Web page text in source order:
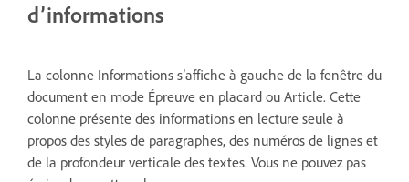
d’informations
La colonne Informations s’affiche à gauche de la fenêtre du
document en mode Épreuve en placard ou Article. Cette
colonne présente des informations en lecture seule à
propos des styles de paragraphes, des numéros de lignes et
de la profondeur verticale des textes. Vous ne pouvez pas